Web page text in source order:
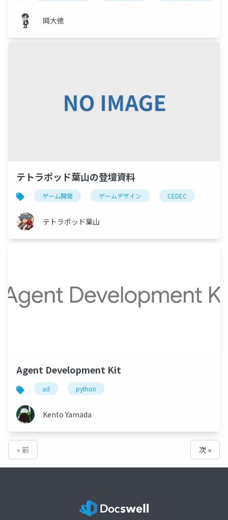
岡大徳
テトラポッド葉山の登壇資料
ゲーム開発 ゲームデザイン CEDEC
テトラポッド葉山
Agent Development Kit
ad python
Kento Yamada
« 前 次 »